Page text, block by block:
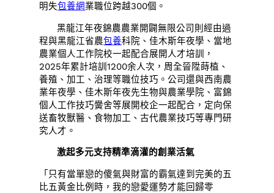
明失包養網業職位跨越300個。
黑龍江年夜錦農農業開闢無限公司則經由過
程與黑龍江省農包養科院、佳木斯年夜學、當地
農業個人工作院校一起配合展開人才培訓，
2025年累計培訓1200余人次，周全晉陞蒔植、
養殖、加工、治理等職位技巧。公司還與西南農
業年夜學、佳木斯年夜先生物與農業學院、富錦
個人工作技巧黌舍等展開校企一起配合，定向保
送畜牧獸醫、食物加工、古代農業技巧等專門研
究人才。
激起多元支持精準滴灌的創業活氣
「只有當單戀的傻氣與財富的霸氣達到完美的五
比五黃金比例時，我的戀愛運勢才能回歸零